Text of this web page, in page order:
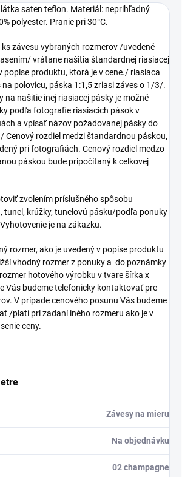
saten teflon. Materiál: neprihľadný
polyester. Pranie pri 30°C.
závesu vybraných rozmerov /uvedené
vrátane našitia štandardnej riasiacej
popise produktu, ktorá je v cene./ riasiaca
na polovicu, páska 1:1,5 zriasi záves o 1/3/.
na našitie inej riasiacej pásky je možné
podľa fotografie riasiacich pások v
a vpísať názov požadovanej pásky do
Cenový rozdiel medzi štandardnou páskou,
pri fotografiách. Cenový rozdiel medzo
páskou bude pripočítaný k celkovej
zvolením príslušného spôsobu
tunel, krúžky, tunelovú pásku/podľa ponuky
je na zákazku.
rozmer, ako je uvedený v popise produktu
vhodný rozmer z ponuky a do poznámky
hotového výrobku v tvare šírka x
Vás budeme telefonicky kontaktovať pre
V prípade cenového posunu Vás budeme
/platí pri zadaní iného rozmeru ako je v
ceny.
Závesy na mieru
Na objednávku
02 champagne